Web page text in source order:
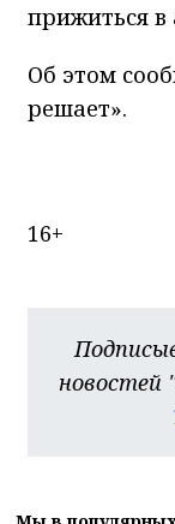
прижиться в
Об этом
решает».
16+
новостей